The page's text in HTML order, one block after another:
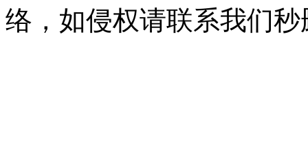
络，如侵权请联系我们秒